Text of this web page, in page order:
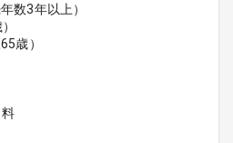
数3年以上）
歳）